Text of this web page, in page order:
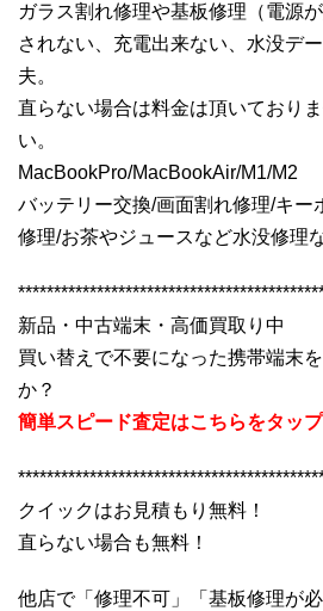
ガラス割れ修理や基板修理（電源
されない、充電出来ない、水没デ
夫。
直らない場合は料金は頂いており
い。
MacBookPro/MacBookAir/M1/M2
バッテリー交換/画面割れ修理/キー
修理/お茶やジュースなど水没修理
新品・中古端末・高価買取り中
買い替えで不要になった携帯端末
か？
簡単スピード査定はこちらをタップ
クイックはお見積もり無料！
直らない場合も無料！
他店で「修理不可」「基板修理が